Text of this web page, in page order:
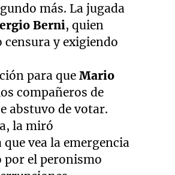
más. La jugada
Berni, quien
censura y exigiendo
para queMario
compañeros de
abstuvo de votar.
la miró
vea la emergencia
por el peronismo